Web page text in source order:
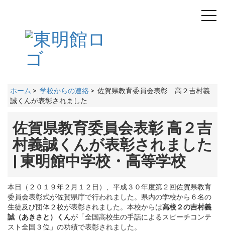
ホーム > 学校からの連絡 > 佐賀県教育委員会表彰 高２吉村義
誠くんが表彰されました
佐賀県教育委員会表彰 高２吉
村義誠くんが表彰されました
| 東明館中学校・高等学校
本日（２０１９年２月１２日）、平成３０年度第２回佐賀県教育
委員会表彰式が佐賀県庁で行われました。県内の学校から６名の
生徒及び団体２校が表彰されました。本校からは高校２の吉村義
誠（あきさと）くんが「全国高校生の手話によるスピーチコンテ
スト全国３位」の功績で表彰されました。